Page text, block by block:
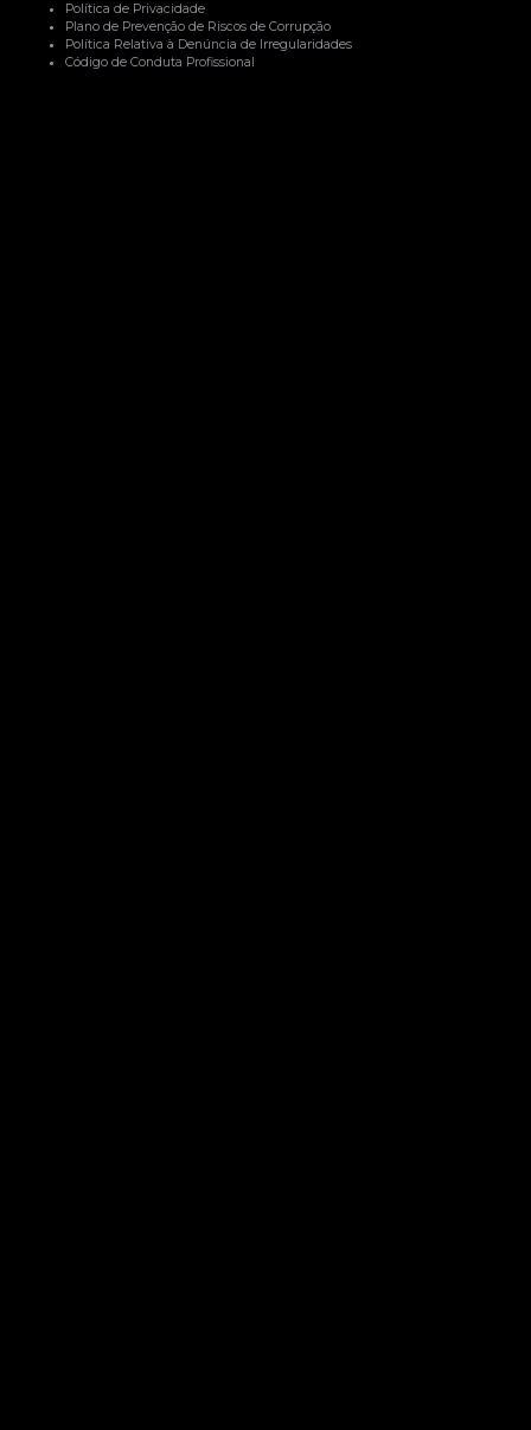
Política de Privacidade
Plano de Prevenção de Riscos de Corrupção
Política Relativa à Denúncia de Irregularidades
Código de Conduta Profissional